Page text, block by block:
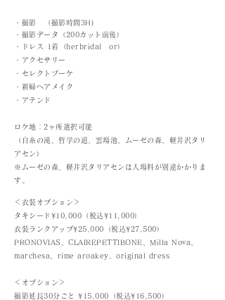
・撮影
（撮影時間3H)
・撮影データ（ 200カット前後 ）
・ドレス 1着（herbridal or）
・アクセサリー
・セレクトブーケ
・新婦ヘアメイク
・アテンド
ロケ地：2ヶ所 選択可能
（白糸の滝
、哲学の道、 雲場池、ムーゼの森、軽井沢タリ
アセン）
※ムーゼの森、軽井沢タリアセンは入場料が別途かかりま
す。
＜衣装オプション＞
タキシード¥10,000（税込¥11,000）
衣装ランクアップ¥25,000（税込¥27,500）
PRONOVIAS、CLAIREPETTIBONE、Milla Nova、
marchesa、rime aroakey、original dress
＜オプション＞
撮影延長30分ごと ¥15,000（税込¥16,500）